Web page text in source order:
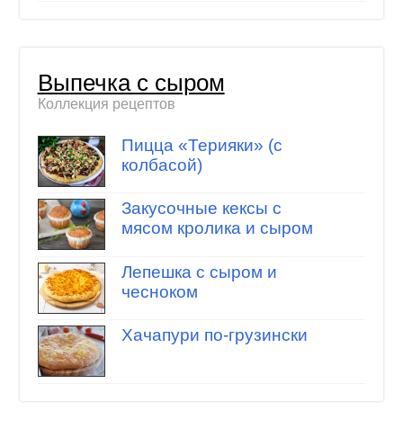
Выпечка с сыром
Коллекция рецептов
Пицца «Терияки» (с
колбасой)
Закусочные кексы с
мясом кролика и сыром
Лепешка с сыром и
чесноком
Хачапури по-грузински